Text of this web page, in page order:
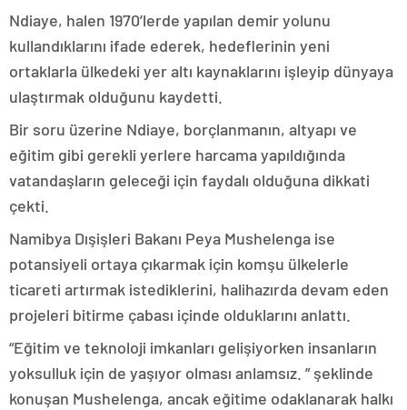
Ndiaye, halen 1970’lerde yapılan demir yolunu
kullandıklarını ifade ederek, hedeflerinin yeni
ortaklarla ülkedeki yer altı kaynaklarını işleyip dünyaya
ulaştırmak olduğunu kaydetti.
Bir soru üzerine Ndiaye, borçlanmanın, altyapı ve
eğitim gibi gerekli yerlere harcama yapıldığında
vatandaşların geleceği için faydalı olduğuna dikkati
çekti.
Namibya Dışişleri Bakanı Peya Mushelenga ise
potansiyeli ortaya çıkarmak için komşu ülkelerle
ticareti artırmak istediklerini, halihazırda devam eden
projeleri bitirme çabası içinde olduklarını anlattı.
“Eğitim ve teknoloji imkanları gelişiyorken insanların
yoksulluk için de yaşıyor olması anlamsız. ” şeklinde
konuşan Mushelenga, ancak eğitime odaklanarak halkı